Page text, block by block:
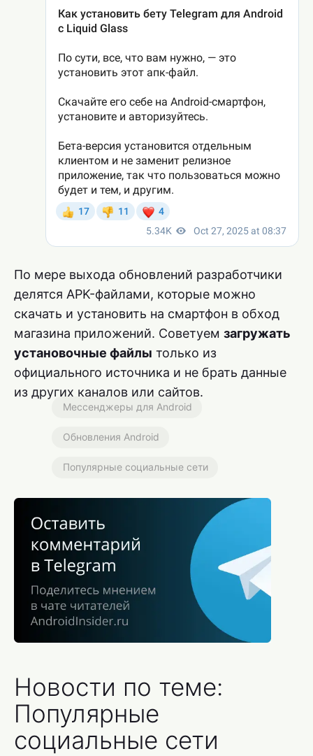
По мере выхода обновлений разработчики
делятся APK-файлами, которые можно
скачать и установить на смартфон в обход
магазина приложений. Советуем загружать
установочные файлы только из
официального источника и не брать данные
из других каналов или сайтов.
Мессенджеры для Android
Обновления Android
Популярные социальные сети
Новости по теме:
Популярные
социальные сети